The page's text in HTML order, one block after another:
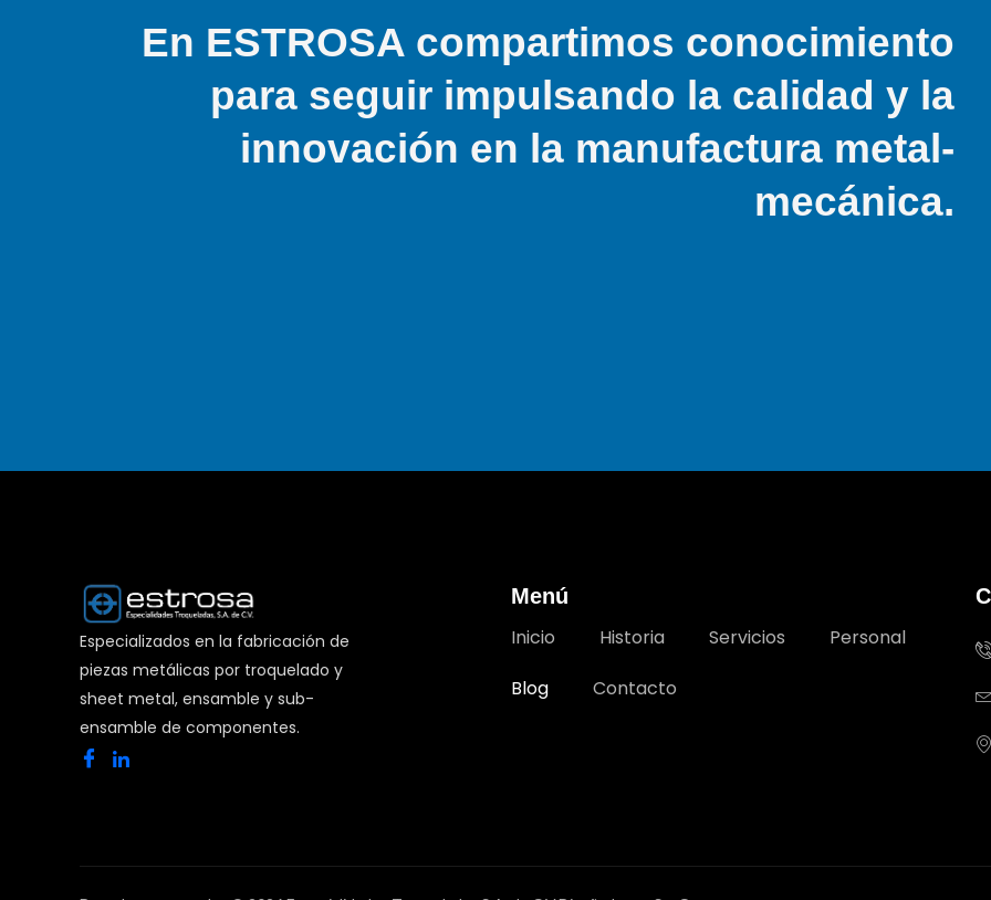
En ESTROSA compartimos conocimiento
para seguir impulsando la calidad y la
innovación en la manufactura metal-
mecánica.
Especializados en la fabricación de
piezas metálicas por troquelado y
sheet metal, ensamble y sub-
ensamble de componentes.
Menú
Inicio Historia Servicios
Personal
Blog
Contacto